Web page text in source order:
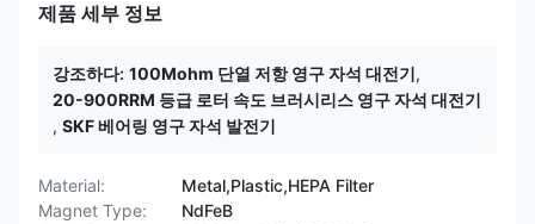
제품 세부 정보
강조하다: 100Mohm 단열 저항 영구 자석 대전기,
20-900RRM 등급 로터 속도 브러시리스 영구 자석 대전기
, SKF 베어링 영구 자석 발전기
Material:
Metal,Plastic,HEPA Filter
Magnet Type:
NdFeB